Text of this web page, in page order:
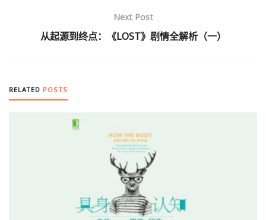
Next Post
从起源到终点：《LOST》剧情全解析（一）
RELATED POSTS